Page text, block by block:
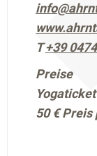
T+39
Preise
Yogaticket
50 €Preis